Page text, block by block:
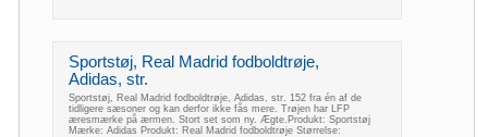
Sportstøj, Real Madrid fodboldtrøje,
Adidas, str.
Sportstøj, Real Madrid fodboldtrøje, Adidas, str. 152 fra én af de
tidligere sæsoner og kan derfor ikke fås mere. Trøjen har LFP
æresmærke på ærmen. Stort set som ny. Ægte.Produkt: Sportstøj
Mærke: Adidas Produkt: Real Madrid fodboldtrøje Størrelse: